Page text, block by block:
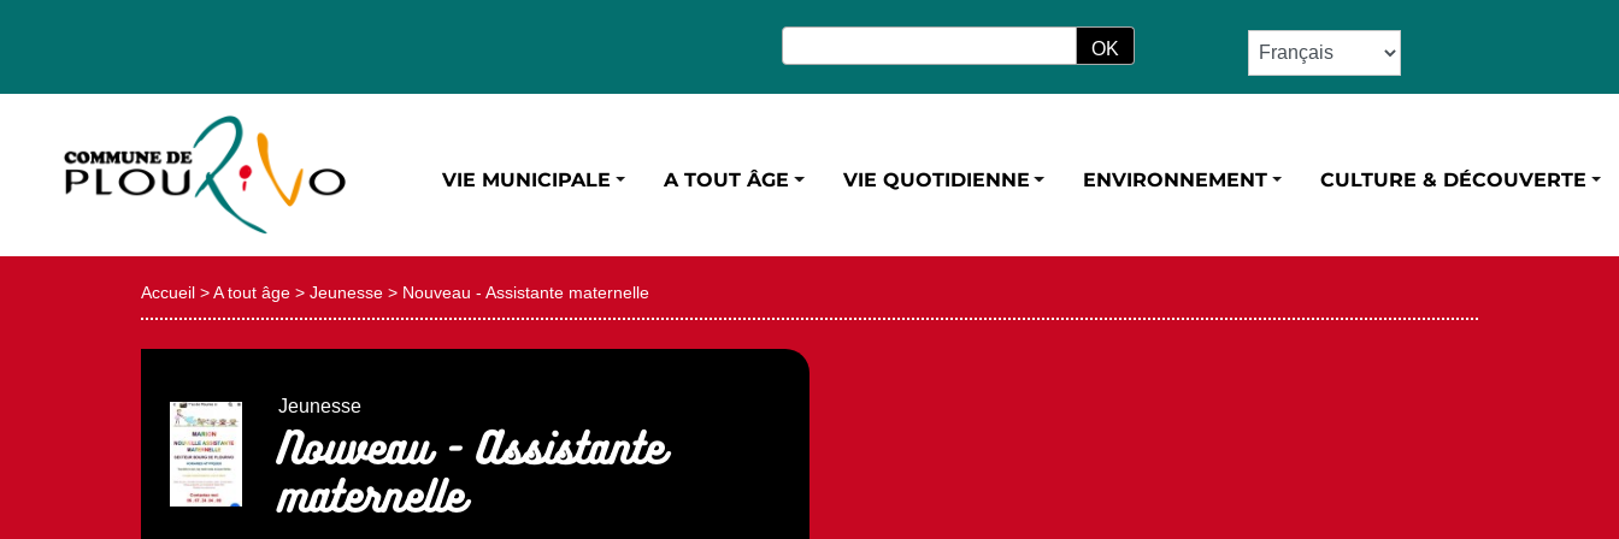
VIE MUNICIPALE A TOUT ÂGE VIE QUOTIDIENNE ENVIRONNEMENT CULTURE & DÉCOUVERTE
Accueil >A tout âge > Jeunesse > Nouveau - Assistante maternelle
Jeunesse
Nouveau - Assistante
maternelle